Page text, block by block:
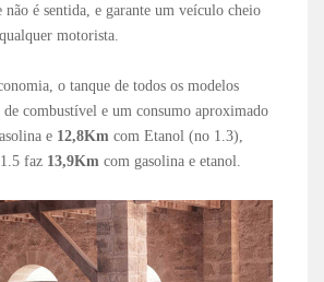
não é sentida, e garante um veículo cheio
motorista.
o tanque de todos os modelos
combustível e um consumo aproximado
e 12,8Km com Etanol (no 1.3),
faz 13,9Km com gasolina e etanol.